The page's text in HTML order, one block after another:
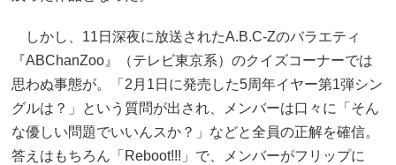
しかし、11日深夜に放送されたA.B.C-Zのバラエティ
『ABChanZoo』（テレビ東京系）のクイズコーナーでは
思わぬ事態が。「2月1日に発売した5周年イヤー第1弾シン
グルは？」という質問が出され、メンバーは口々に「そん
な優しい問題でいいんスか？」などと全員の正解を確信。
答えはもちろん「Reboot!!!」で、メンバーがフリップに